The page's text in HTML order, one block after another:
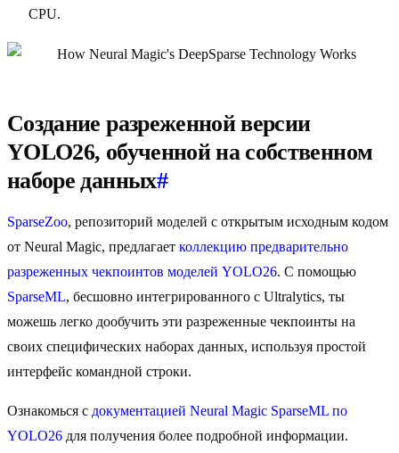
CPU.
Создание разреженной версии
YOLO26, обученной на собственном
наборе данных#
SparseZoo, репозиторий моделей с открытым исходным кодом
от Neural Magic, предлагает коллекцию предварительно
разреженных чекпоинтов моделей YOLO26. С помощью
SparseML, бесшовно интегрированного с Ultralytics, ты
можешь легко дообучить эти разреженные чекпоинты на
своих специфических наборах данных, используя простой
интерфейс командной строки.
Ознакомься с документацией Neural Magic SparseML по
YOLO26 для получения более подробной информации.